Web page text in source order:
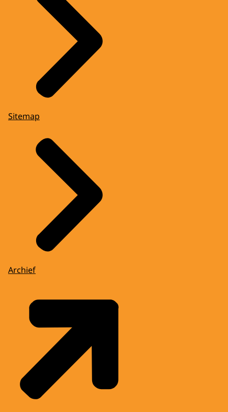
Sitemap
Archief